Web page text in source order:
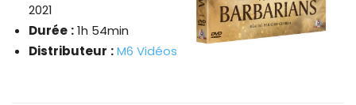
2021
Durée :1h 54min
Distributeur :M6 Vidéos